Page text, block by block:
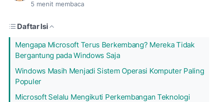
5 menit membaca
Daftar Isi
Mengapa Microsoft Terus Berkembang? Mereka Tidak
Bergantung pada Windows Saja
Windows Masih Menjadi Sistem Operasi Komputer Paling
Populer
Microsoft Selalu Mengikuti Perkembangan Teknologi